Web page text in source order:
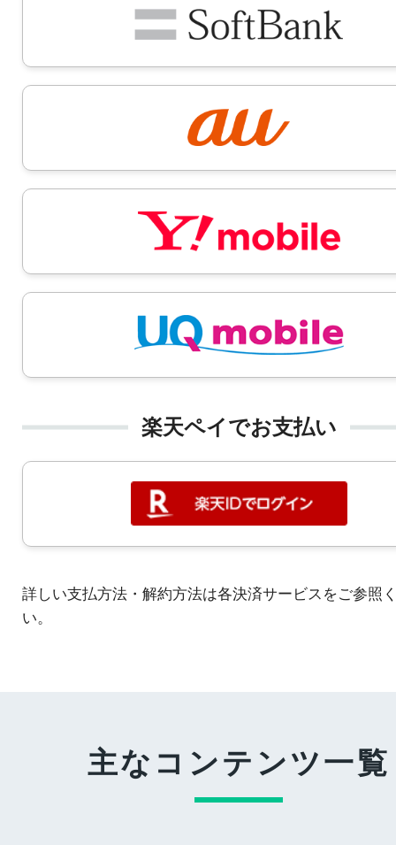
楽天ペイでお支払い
詳しい支払方法・解約方法は各決済サービスをご参照
い。
主なコンテンツ一覧